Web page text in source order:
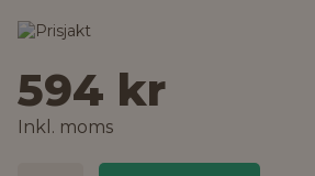
594 kr
Inkl. moms